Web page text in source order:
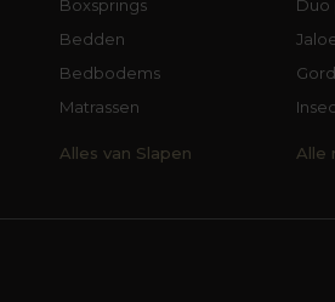
Boxsprings
Bedden
Bedbodems
Matrassen
Alles van Slapen
Duo
Alle